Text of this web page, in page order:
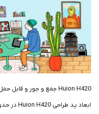
Huion H420 جمع و جور و قابل حمل